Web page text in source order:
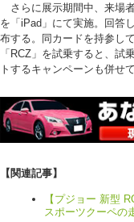
さらに展示期間中、来場
を「iPad」にて実施。回答
布する。同カードを持参し
「RCZ」を試乗すると、試
トするキャンペーンも併せ
【関連記事】
【プジョー 新型
スポーツクーペの